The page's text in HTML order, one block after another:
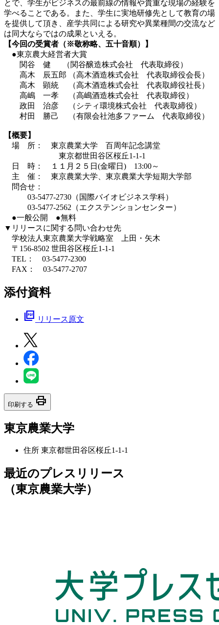
とで、学生がビジネスの最前線の情報や貴重な現場の経験を
学べることである。また、学生に実地研修先として教育の場
を提供して頂き、産学共同による研究や異業種間の交流など
は同大ならではの成果といえる。
【今回の受賞者（※敬称略、五十音順）】
●東京農大経営者大賞
関谷 健 （関谷醸造株式会社 代表取締役）
高木 辰五郎 （高木酒造株式会社 代表取締役会長）
高木 顕統 （高木酒造株式会社 代表取締役社長）
高嶋 一孝 （高嶋酒造株式会社 代表取締役）
政田 治彦 （シティ環境株式会社 代表取締役）
村田 勝己 （有限会社池多ファーム 代表取締役）
【概要】
場 所： 東京農業大学 百周年記念講堂
東京都世田谷区桜丘1-1-1
日 時： １１月２５日(金曜日) 13:00～
主 催： 東京農業大学、東京農業大学短期大学部
問合せ：
03-5477-2730（国際バイオビジネス学科）
03-5477-2562（エクステンションセンター）
●一般公開 ●無料
▼リリースに関する問い合わせ先
学校法人東京農業大学戦略室 上田・矢木
〒156-8502 世田谷区桜丘1-1-1
TEL： 03-5477-2300
FAX： 03-5477-2707
添付資料
picture_as_pdf リリース原文
印刷する print
東京農業大学
住所 東京都世田谷区桜丘1-1-1
最近のプレスリリース
（東京農業大学）